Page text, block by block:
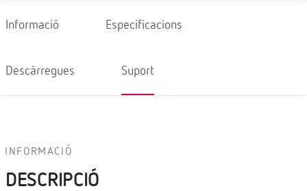
Informació Especificacions
Descàrregues Suport
INFORMACIÓ
DESCRIPCIÓ